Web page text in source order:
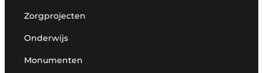
Zorgprojecten
Onderwijs
Monumenten